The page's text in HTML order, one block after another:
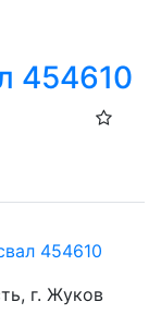
454610
454610
г. Жуков